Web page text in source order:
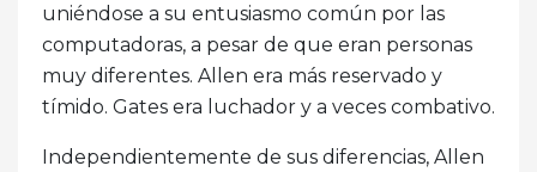
uniéndose a su entusiasmo común por las
computadoras, a pesar de que eran personas
muy diferentes. Allen era más reservado y
tímido. Gates era luchador y a veces combativo.
Independientemente de sus diferencias, Allen